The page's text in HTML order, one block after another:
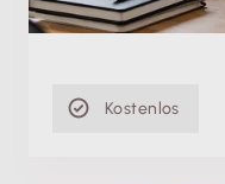
19 min
Kostenlos